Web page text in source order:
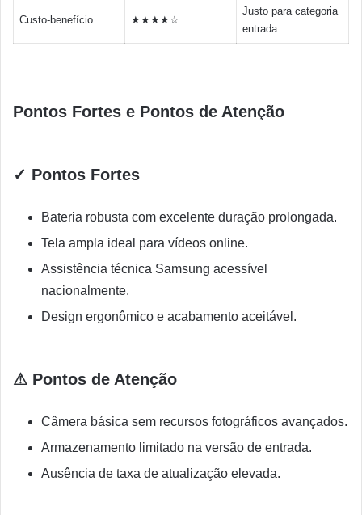
Custo-benefício ★★★★☆
Justo para categoria
entrada
Pontos Fortes e Pontos de Atenção
✓ Pontos Fortes
Bateria robusta com excelente duração prolongada.
Tela ampla ideal para vídeos online.
Assistência técnica Samsung acessível
nacionalmente.
Design ergonômico e acabamento aceitável.
⚠ Pontos de Atenção
Câmera básica sem recursos fotográficos avançados.
Armazenamento limitado na versão de entrada.
Ausência de taxa de atualização elevada.